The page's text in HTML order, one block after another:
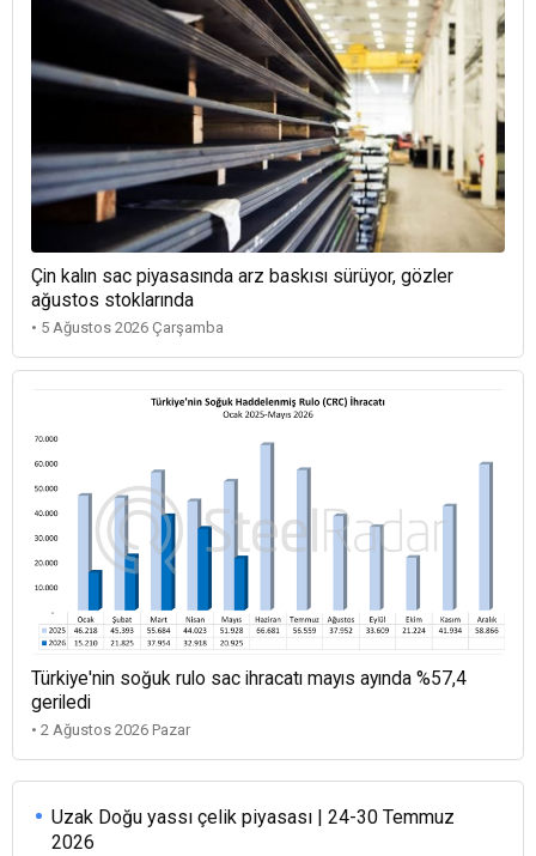
Çin kalın sac piyasasında arz baskısı sürüyor, gözler
ağustos stoklarında
• 5 Ağustos 2026 Çarşamba
Türkiye'nin soğuk rulo sac ihracatı mayıs ayında %57,4
geriledi
• 2 Ağustos 2026 Pazar
Uzak Doğu yassı çelik piyasası | 24-30 Temmuz
2026